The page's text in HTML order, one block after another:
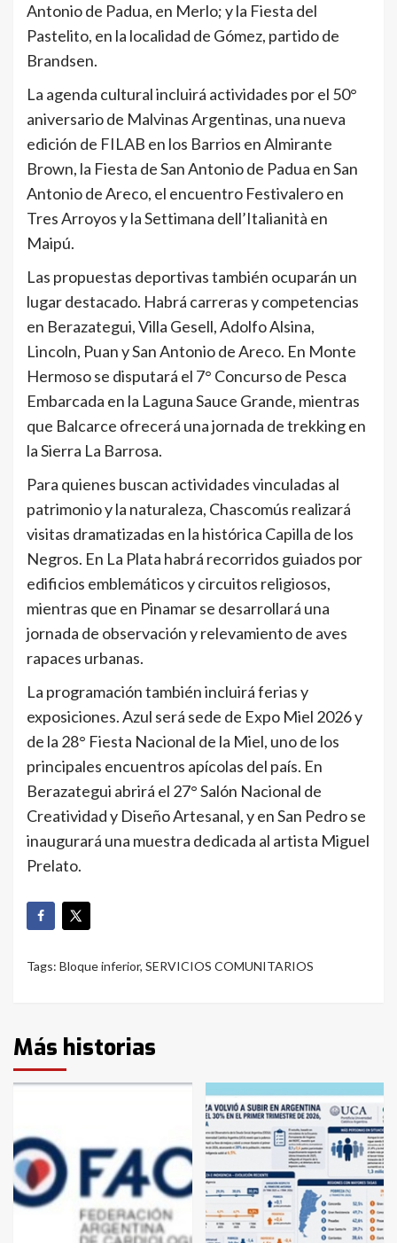
Antonio de Padua, en Merlo; y la Fiesta del
Pastelito, en la localidad de Gómez, partido de
Brandsen.
La agenda cultural incluirá actividades por el 50°
aniversario de Malvinas Argentinas, una nueva
edición de FILAB en los Barrios en Almirante
Brown, la Fiesta de San Antonio de Padua en San
Antonio de Areco, el encuentro Festivalero en
Tres Arroyos y la Settimana dell’Italianità en
Maipú.
Las propuestas deportivas también ocuparán un
lugar destacado. Habrá carreras y competencias
en Berazategui, Villa Gesell, Adolfo Alsina,
Lincoln, Puan y San Antonio de Areco. En Monte
Hermoso se disputará el 7° Concurso de Pesca
Embarcada en la Laguna Sauce Grande, mientras
que Balcarce ofrecerá una jornada de trekking en
la Sierra La Barrosa.
Para quienes buscan actividades vinculadas al
patrimonio y la naturaleza, Chascomús realizará
visitas dramatizadas en la histórica Capilla de los
Negros. En La Plata habrá recorridos guiados por
edificios emblemáticos y circuitos religiosos,
mientras que en Pinamar se desarrollará una
jornada de observación y relevamiento de aves
rapaces urbanas.
La programación también incluirá ferias y
exposiciones. Azul será sede de Expo Miel 2026 y
de la 28° Fiesta Nacional de la Miel, uno de los
principales encuentros apícolas del país. En
Berazategui abrirá el 27° Salón Nacional de
Creatividad y Diseño Artesanal, y en San Pedro se
inaugurará una muestra dedicada al artista Miguel
Prelato.
Tags: Bloque inferior, SERVICIOS COMUNITARIOS
Más historias